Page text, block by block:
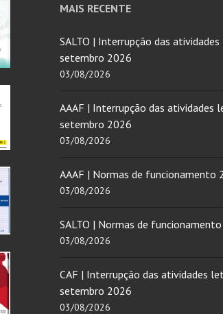
MAIS RECENTE
SALTO | Interrupção das
setembro 2026
03/08/2026
AAAF | Interrupção das atividades
setembro 2026
03/08/2026
AAAF | Normas de funcionamento
03/08/2026
SALTO | Normas de
03/08/2026
CAF | Interrupção das atividades
setembro 2026
03/08/2026